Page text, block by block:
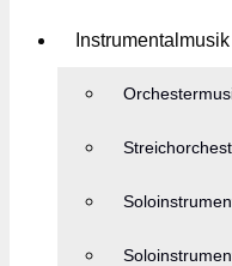
Instrumentalmusik